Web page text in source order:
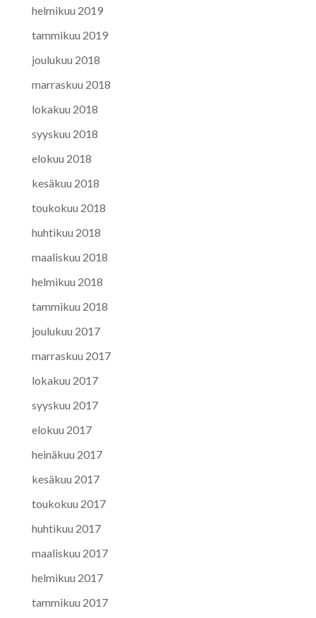
helmikuu 2019
tammikuu 2019
joulukuu 2018
marraskuu 2018
lokakuu 2018
syyskuu 2018
elokuu 2018
kesäkuu 2018
toukokuu 2018
huhtikuu 2018
maaliskuu 2018
helmikuu 2018
tammikuu 2018
joulukuu 2017
marraskuu 2017
lokakuu 2017
syyskuu 2017
elokuu 2017
heinäkuu 2017
kesäkuu 2017
toukokuu 2017
huhtikuu 2017
maaliskuu 2017
helmikuu 2017
tammikuu 2017